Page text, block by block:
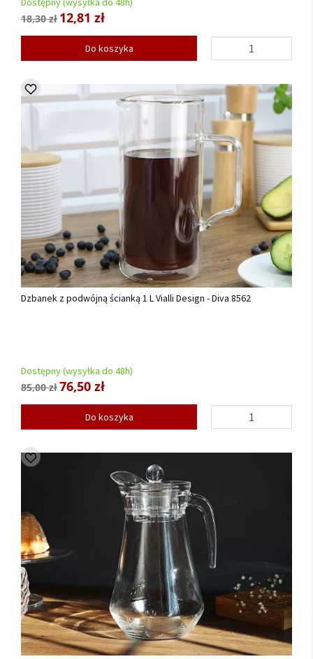
18,30 zł 12,81 zł
Do koszyka
Dzbanek z podwójną ścianką 1 L Vialli Design - Diva 8562
Dostępny (wysyłka do 48h)
85,00 zł76,50 zł
Do koszyka